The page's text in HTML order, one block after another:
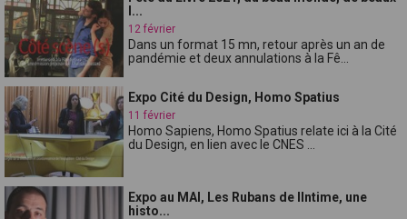
l...
12 février
Dans un format 15 mn, retour après un an de
pandémie et deux annulations à la Fê...
Expo Cité du Design, Homo Spatius
11 février
Homo Sapiens, Homo Spatius relate ici à la Cité
du Design, en lien avec le CNES ...
Expo au MAI, Les Rubans de lIntime, une
histo...